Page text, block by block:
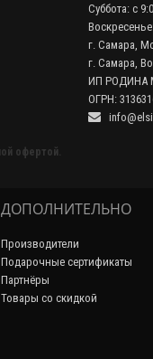
офертой.
Суббота: с
г. Самара,
г. Самара,
ИП РОДИНА
ОГРН:
ДОПОЛНИТЕЛЬНО
Производители
Подарочные сертификаты
Партнёры
Товары со скидкой